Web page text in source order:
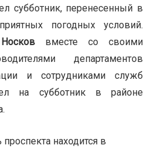
субботник, перенесенный в
погодных условий.
вместе со своими
департаментов
и сотрудниками служб
на субботник в районе
находится в